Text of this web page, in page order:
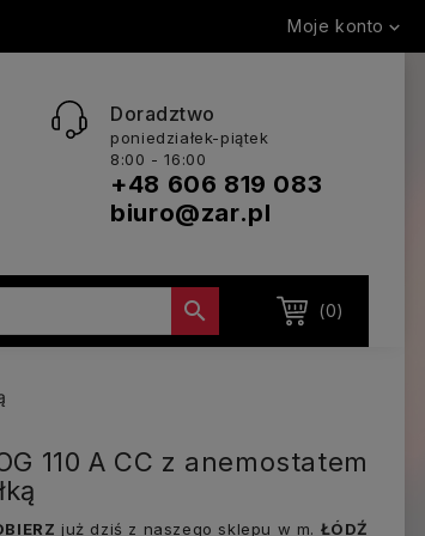
Moje konto 
Doradztwo
poniedziałek-piątek
8:00 - 16:00
+48 606 819 083
biuro@zar.pl
(0)

110 A CC z anemostatem
już dziś z naszego sklepu w m. ŁÓDŹ